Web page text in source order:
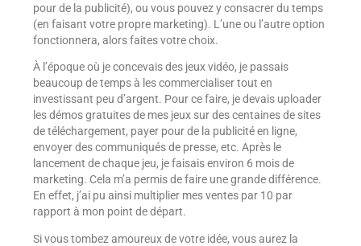
pour de la publicité), ou vous pouvez y consacrer du temps
(en faisant votre propre marketing). L’une ou l’autre option
fonctionnera, alors faites votre choix.
À l’époque où je concevais des jeux vidéo, je passais
beaucoup de temps à les commercialiser tout en
investissant peu d’argent. Pour ce faire, je devais uploader
les démos gratuites de mes jeux sur des centaines de sites
de téléchargement, payer pour de la publicité en ligne,
envoyer des communiqués de presse, etc. Après le
lancement de chaque jeu, je faisais environ 6 mois de
marketing. Cela m’a permis de faire une grande différence.
En effet, j’ai pu ainsi multiplier mes ventes par 10 par
rapport à mon point de départ.
Si vous tombez amoureux de votre idée, vous aurez la